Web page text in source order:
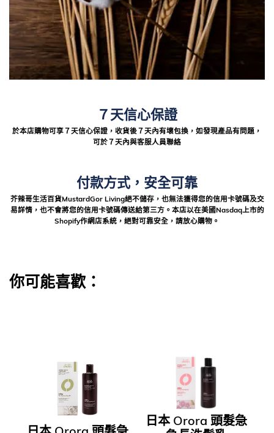
７天信心保證
於本店購物可享７天信心保證，收貨後７天內有壞包換，如發現產品有問題，
可於７天內與客服人員聯絡
付款方式，安全可靠
芥辣哥生活百貨MustardGor Living絕不儲存，也無法獲得您的信用卡號碼及交
易詳情，也不會將您的信用卡號碼傳送給第三方。本店以在美國Nasdaq上市的
Shopify作網店系統，絕對可靠安全，請放心購物。
你可能喜歡：
日本 Orora 頭髮急